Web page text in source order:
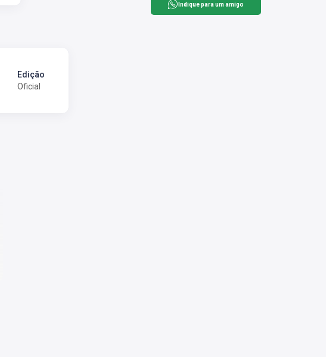
Edição
Oficial
Indique para um amigo